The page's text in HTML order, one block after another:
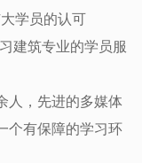
学员的认可
建筑专业的学员服
人，先进的多媒体
个有保障的学习环